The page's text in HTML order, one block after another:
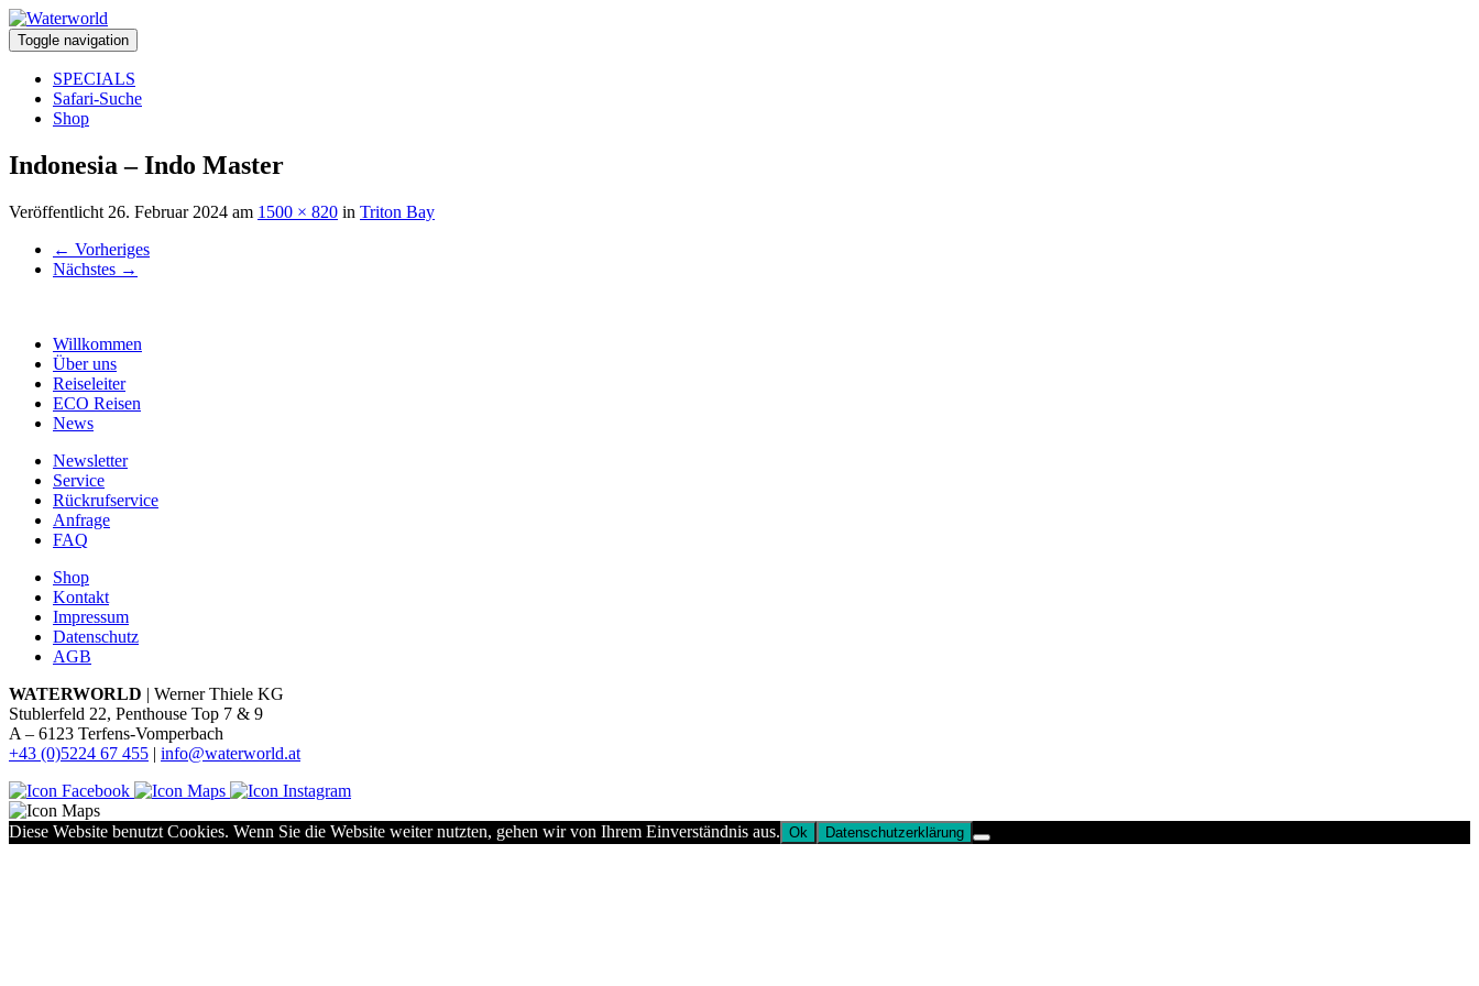
Toggle navigation
SPECIALS
Safari-Suche
Shop
Indonesia – Indo Master
Veröffentlicht 26. Februar 2024 am 1500 × 820 in Triton Bay
← Vorheriges
Nächstes →
Willkommen
Über uns
Reiseleiter
ECO Reisen
News
Newsletter
Service
Rückrufservice
Anfrage
FAQ
Shop
Kontakt
Impressum
Datenschutz
AGB
WATERWORLD | Werner Thiele KG
Stublerfeld 22, Penthouse Top 7 & 9
A – 6123 Terfens-Vomperbach
+43 (0)5224 67 455 | info@waterworld.at
Diese Website benutzt Cookies. Wenn Sie die Website weiter nutzten, gehen wir von Ihrem Einverständnis aus. Ok Datenschutzerklärung